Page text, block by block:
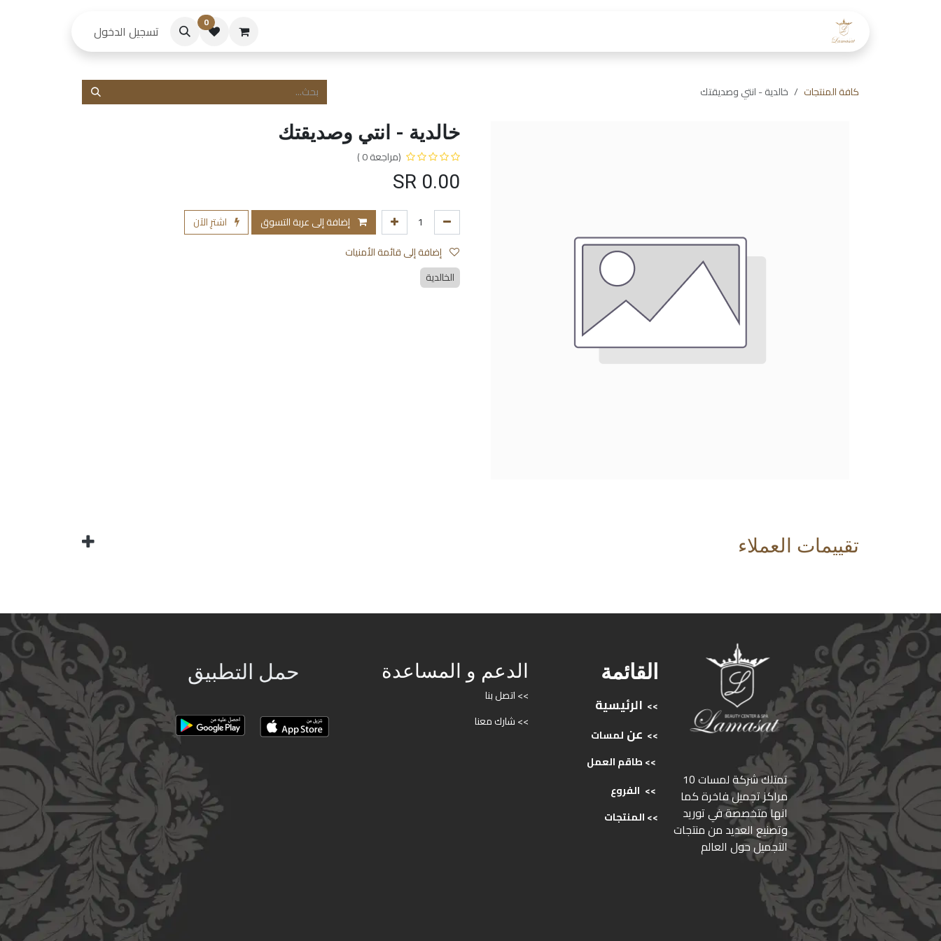
0 تسجيل الدخول
كافة المنتجات خالدية - انتي وصديقتك
خالدية - انتي وصديقتك
(مراجعة 0 )
0.00
إضافة إلى عربة التسوق
اشترِ الآن
الخالدية
تقييمات العملاء
الدعم و المساعدة
>> اتصل بنا
>> شارك معنا
القائمة
>> الرئيسية
>> عن لمسات
>> طاقمالعمل
>> الفروع
>>المنتجات
حمل التطبيق
ﺗﻤﺘﻠﻚ ﺷﺮﻛﺔ ﻟﻤﺴﺎت 10
ﻣﺮاﻛﺰ ﺗﺠﻤﻴﻞ ﻓﺎﺧﺮة كما
انها ﻣﺘﺨﺼﺼﺔ ﻓﻲ ﺗﻮرﻳﺪ
وﺗﺼﻨﻴﻊ اﻟﻌﺪﻳﺪ ﻣﻦ ﻣﻨﺘﺠﺎت
اﻟﺘﺠﻤﻴﻞ ﺣﻮل اﻟﻌﺎﻟﻢ